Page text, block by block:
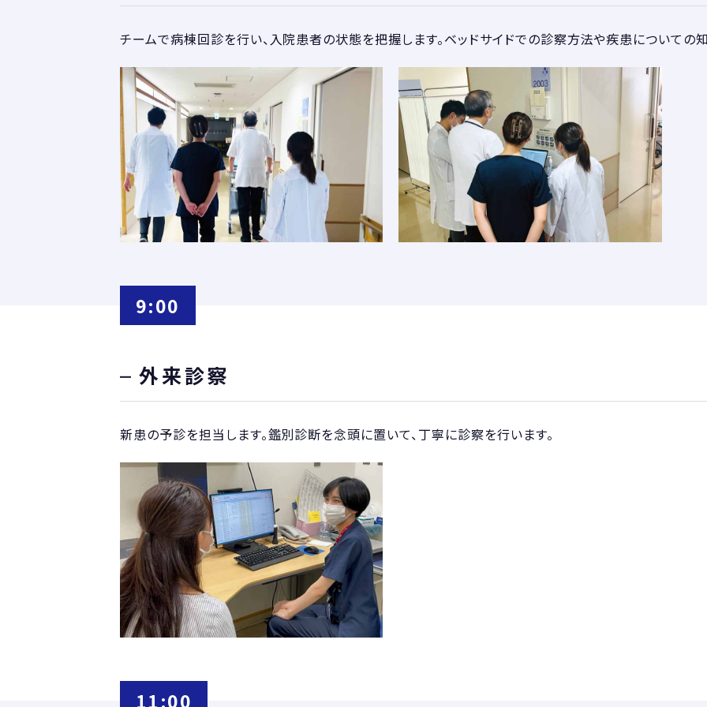
チームで病棟回診を行い、入院患者の状態を把握します。ベッドサイドでの診察方法や疾患についての
9:00
外来診察
新患の予診を担当します。鑑別診断を念頭に置いて、丁寧に診察を行います。
11:00